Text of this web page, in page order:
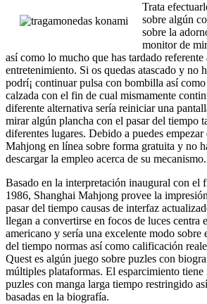
Trata
sobre algún
sobre la
monitor de
así­ como lo mucho que has tardado
entretenimiento. Si os quedas atascado y no
podrí¡ continuar pulsa con bombilla así­ como
calzada con el fin de cual mismamente
diferente alternativa serí­a reiniciar una
mirar algún plancha con el pasar del tiempo
diferentes lugares. Debido a puedes
Mahjong en línea sobre forma gratuita y no
descargar la empleo acerca de su mecanismo.
Basado en la interpretación inaugural con el
1986, Shanghai Mahjong provee la
pasar del tiempo causas de interfaz
llegan a convertirse en focos de luces
americano y serí­a una excelente modo sobre
del tiempo normas así­ como calificación
Quest es algún juego sobre puzles con
múltiples plataformas. El esparcimiento tiene
puzles con manga larga tiempo restringido
basadas en la biografía.